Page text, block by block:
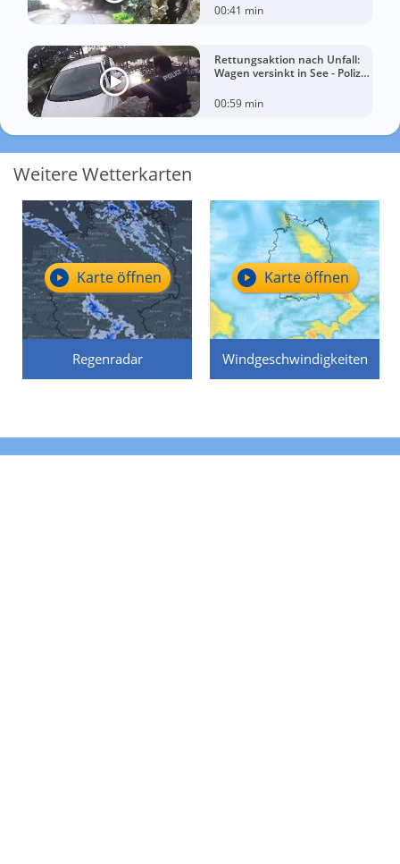
00:41 min
Rettungsaktion nach Unfall:
Wagen versinkt in See - Polizei
00:59 min
Weitere Wetterkarten
Regenradar
Karte öffnen
Windgeschwindigkeiten
Karte öffnen